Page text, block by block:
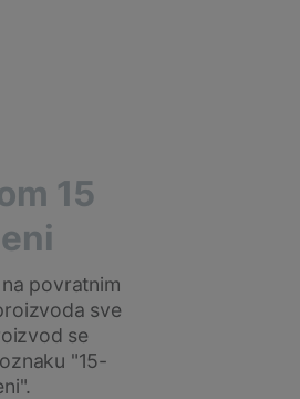
15
povratnim
sve
se
"15-